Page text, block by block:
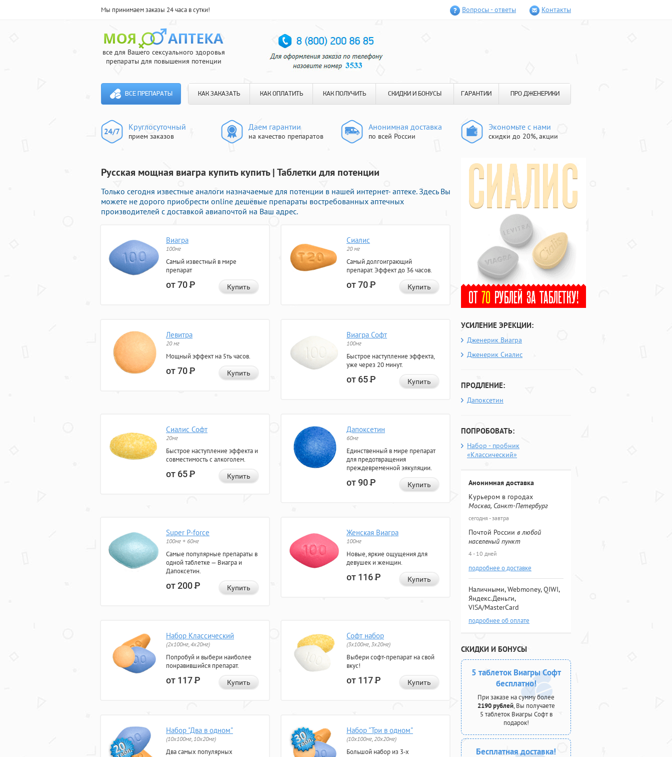
Мы принимаем заказы 24 часа в сутки! Вопросы - ответы Контакты
все для Вашего сексуального здоровья
препараты для повышения потенции
ВСЕ ПРЕПАРАТЫ КАК ЗАКАЗАТЬ КАК ОПЛАТИТЬ КАК ПОЛУЧИТЬ СКИДКИ И БОНУСЫ ГАРАНТИИ ПРО ДЖЕНЕРИКИ
Круглосуточный
прием заказов
Даем гарантии
на качество препаратов
Анонимная доставка
по всей России
Экономьте с нами
скидки до 20%, акции
Русская мощная виагра купить купить | Таблетки для потенции
Только сегодня известные аналоги назначаемые для потенции в нашей интернет- аптеке. Здесь Вы
можете не дорого приобрести online дешёвые препараты востребованных аптечных
производителей с доставкой авиапочтой на Ваш адрес.
Виагра
100мг
Самый известный в мире
препарат
от 70Р Купить
Сиалис
20 мг
Самый долгоиграющий
препарат. Эффект до 36 часов.
от 70Р Купить
Левитра
20 мг
Мощный эффект на 5ть часов.
от 70Р Купить
Виагра Софт
100мг
Быстрое наступление эффекта,
уже через 20 минут.
от 65Р Купить
Сиалис Софт
20мг
Быстрое наступление эффекта и
совместимость с алкоголем.
от 65Р Купить
Дапоксетин
60мг
Единственный в мире препарат
для предотвращения
преждевременной эякуляции.
от 90Р Купить
Super P-force
100мг + 60мг
Самые популярные препараты в
одной таблетке — Виагра и
Дапоксетин.
от 200Р Купить
Женская Виагра
100мг
Новые, яркие ощущения для
девушек и женщин.
от 116Р Купить
Набор Классический
(2x100мг, 4x20мг)
Попробуй и выбери наиболее
понравившийся препарат.
от 117Р Купить
Софт набор
(3x100мг, 3x20мг)
Выбери софт-препарат на свой
вкус!
от 117Р Купить
Набор "Два в одном"
(10x100мг, 10x20мг)
Два самых популярных
Набор "Три в одном"
(10x100мг, 20x20мг)
Большой набор из 3-х
УСИЛЕНИЕ ЭРЕКЦИИ:
Дженерик Виагра
Дженерик Сиалис
ПРОДЛЕНИЕ:
Дапоксетин
ПОПРОБОВАТЬ:
Набор - пробник
«Классический»
Анонимная доставка
Курьером в городах
Москва, Санкт-Петербург
сегодня - завтра
Почтой России в любой
населеный пункт
4 - 10 дней
подробнее о доставке
Наличными, Webmoney, QIWI,
Яндекс.Деньги,
VISA/MasterCard
подробнее об оплате
СКИДКИ И БОНУСЫ
5 таблеток Виагры Софт
бесплатно!
При заказе на сумму более
2190 рублей, Вы получаете
5 таблеток Виагры Софт в
подарок!
Бесплатная доставка!